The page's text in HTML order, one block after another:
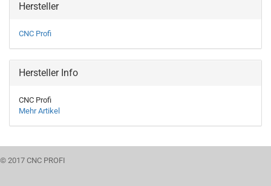
Hersteller
CNC Profi
Hersteller Info
CNC Profi
Mehr Artikel
© 2017 CNC PROFI